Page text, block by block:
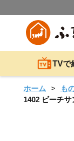
TVで
ホーム も
1402 ビーチ